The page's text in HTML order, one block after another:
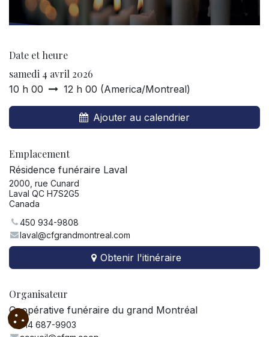
Date et heure
samedi 4 avril 2026
10 h 00 12 h 00 (America/Montreal)
Ajouter au calendrier
Emplacement
Résidence funéraire Laval
2000, rue Cunard
Laval QC H7S2G5
Canada
450 934-9808
laval@cfgrandmontreal.com
Obtenir l'itinéraire
Organisateur
Coopérative funéraire du grand Montréal
514 687-9903